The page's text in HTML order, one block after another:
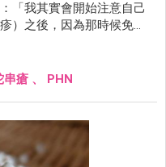
「我其實會開始注意自己
）之後，因為那時候免疫
那時開始，我就發現自己
串瘡 、 PHN